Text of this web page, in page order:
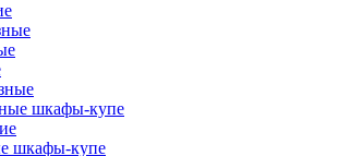
шкафы-купе
шкафы-купе